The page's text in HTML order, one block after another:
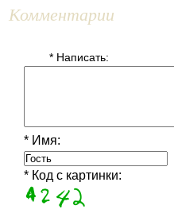
Комментарии
* Написать:
* Имя:
* Код с картинки: